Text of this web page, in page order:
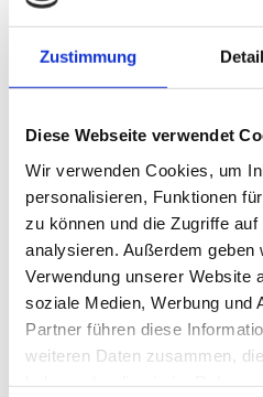
Zustimmung
Diese Webseite verwendet
Wir verwenden Cookies, um
personalisieren, Funktionen
zu können und die Zugriffe
analysieren. Außerdem
Verwendung unserer Website
soziale Medien, Werbung und
Partner führen diese
weiteren Daten zusammen,
Aufbau von Carports
Schützen Sie Ihr
gemütlichen
Ihre Terrasse auf das
hochwertigen
Aufstellung von
Sie Ihre Privatsphäre
Zäunen.
Holzzuschnitt-Service:
nach Maß, damit es